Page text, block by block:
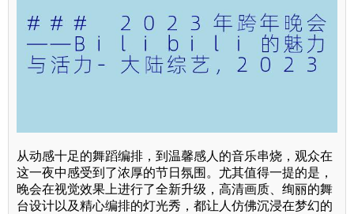
从动感十足的舞蹈编排，到温馨感人的音乐串烧，观众在
这一夜中感受到了浓厚的节日氛围。尤其值得一提的是，
晚会在视觉效果上进行了全新升级，高清画质、绚丽的舞
台设计以及精心编排的灯光秀，都让人仿佛沉浸在梦幻的